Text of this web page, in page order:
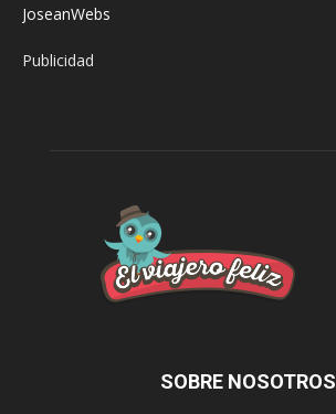
JoseanWebs
Publicidad
SOBRE NOSOTROS